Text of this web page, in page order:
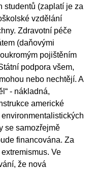
studentů (zaplatí je za
vzdělání
Zdravotní péče
(daňovými
pojištěním
podpora všem,
nebo nechtějí. A
- nákladná,
americké
se samozřejmě
financována. Za
Ve
že nová